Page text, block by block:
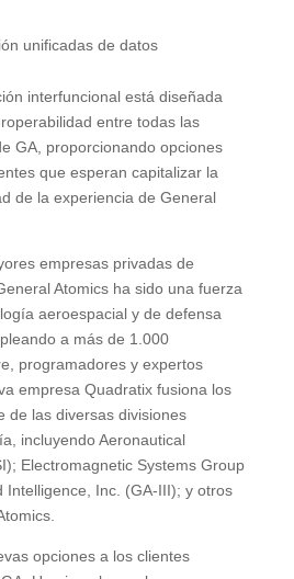
unificadas de datos
interfuncional está diseñada
entre todas las
GA, proporcionando opciones
que esperan capitalizar la
de la experiencia de General
empresas privadas de
Atomics ha sido una fuerza
aeroespacial y de defensa
a más de 1.000
programadores y expertos
empresa Quadratix fusiona los
de las diversas divisiones
incluyendo Aeronautical
Electromagnetic Systems Group
Intelligence, Inc. (GA-III); y otros
opciones a los clientes